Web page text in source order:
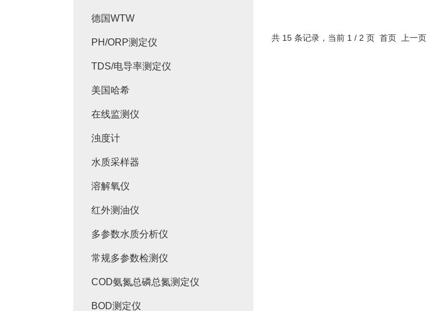
共 15 条记录，当前 1 / 2 页 首页 上一页
德国WTW
PH/ORP测定仪
TDS/电导率测定仪
美国哈希
在线监测仪
浊度计
水质采样器
溶解氧仪
红外测油仪
多参数水质分析仪
常规多参数检测仪
COD氨氮总磷总氮测定仪
BOD测定仪